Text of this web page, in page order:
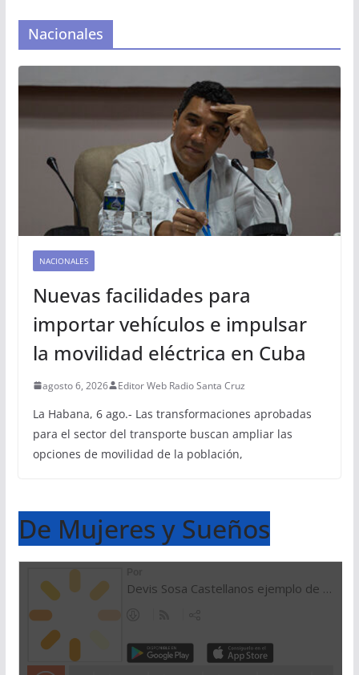
Nacionales
NACIONALES
Nuevas facilidades para
importar vehículos e impulsar
la movilidad eléctrica en Cuba
agosto 6, 2026 Editor Web Radio Santa Cruz
La Habana, 6 ago.- Las transformaciones aprobadas
para el sector del transporte buscan ampliar las
opciones de movilidad de la población,
De Mujeres y Sueños